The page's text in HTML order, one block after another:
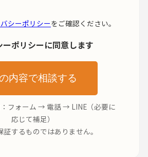
シーポリシーをご確認ください。
ーポリシーに同意します
内容で相談する
フォーム → 電話 → LINE（必要に
応じて補足）
するものではありません。